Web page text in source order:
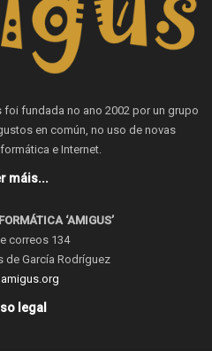
fundada no ano 2002 por un grupo
en común, no uso de novas
e Internet.
máis...
‘AMIGUS’
correos 134
de García Rodríguez
legal